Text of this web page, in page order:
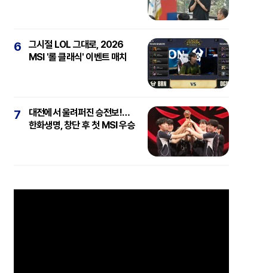
6
그시절 LOL 그대로, 2026
MSI '롤 클래식' 이벤트 매치
7
대전에서 울려퍼진 승전보!…
한화생명, 창단 후 첫 MSI 우승